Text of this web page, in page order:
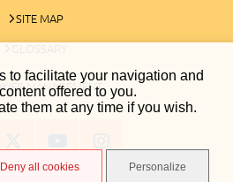
to facilitate your navigation and
offered to you.
them at any time if you wish.
Deny all cookies Personalize
SITE MAP
GLOSSARY
MANAGEMENT